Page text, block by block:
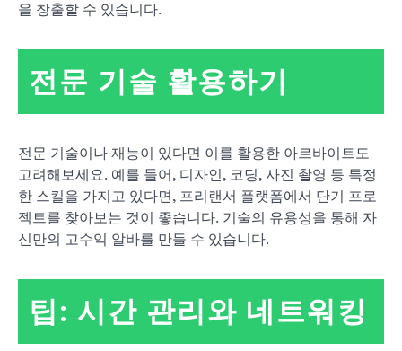
을 창출할 수 있습니다.
전문 기술 활용하기
전문 기술이나 재능이 있다면 이를 활용한 아르바이트도
고려해보세요. 예를 들어, 디자인, 코딩, 사진 촬영 등 특정
한 스킬을 가지고 있다면, 프리랜서 플랫폼에서 단기 프로
젝트를 찾아보는 것이 좋습니다. 기술의 유용성을 통해 자
신만의 고수익 알바를 만들 수 있습니다.
팁: 시간 관리와 네트워킹